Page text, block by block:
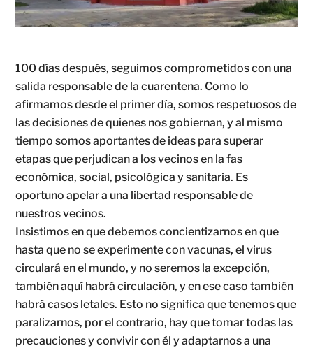
100 días después, seguimos comprometidos con una
salida responsable de la cuarentena. Como lo
afirmamos desde el primer día, somos respetuosos de
las decisiones de quienes nos gobiernan, y al mismo
tiempo somos aportantes de ideas para superar
etapas que perjudican a los vecinos en la fas
económica, social, psicológica y sanitaria. Es
oportuno apelar a una libertad responsable de
nuestros vecinos.
Insistimos en que debemos concientizarnos en que
hasta que no se experimente con vacunas, el virus
circulará en el mundo, y no seremos la excepción,
también aquí habrá circulación, y en ese caso también
habrá casos letales. Esto no significa que tenemos que
paralizarnos, por el contrario, hay que tomar todas las
precauciones y convivir con él y adaptarnos a una